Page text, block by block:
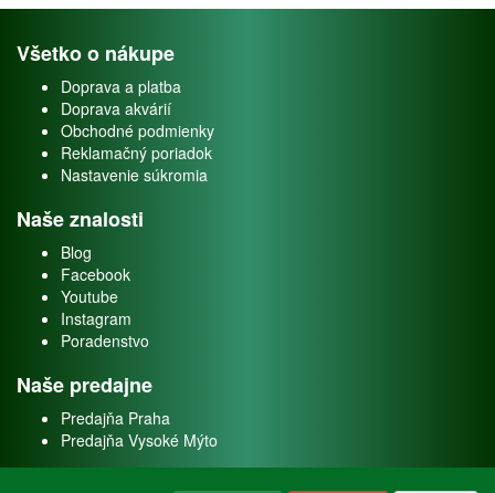
Všetko o nákupe
Doprava a platba
Doprava akvárií
Obchodné podmienky
Reklamačný poriadok
Nastavenie súkromia
Naše znalosti
Blog
Facebook
Youtube
Instagram
Poradenstvo
Naše predajne
Predajňa Praha
Predajňa Vysoké Mýto